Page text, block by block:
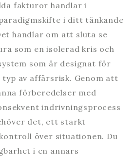
fakturor handlar i
i ditt tänkande
handlar om att sluta se
som en isolerad kris och
som är designat för
av affärsrisk. Genom att
förberedelser med
indrivningsprocess
det, ett starkt
över situationen. Du
i en annars